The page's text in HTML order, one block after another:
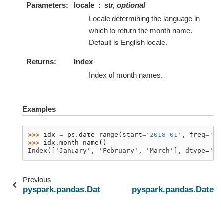
Parameters locale
str, optional
Locale determining the language in
which to return the month name.
Default is English locale.
Returns
Index
Index of month names.
Examples
>>> idx = ps . date_range ( start= '2018-01' , freq= 'M'
>>> idx . month_name ()
Index(['January', 'February', 'March'],
Previous
pyspark.pandas.DatetimeIndex.ceil